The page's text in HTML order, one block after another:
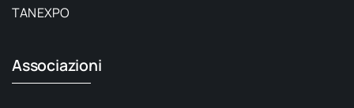
TANEXPO
Associazioni